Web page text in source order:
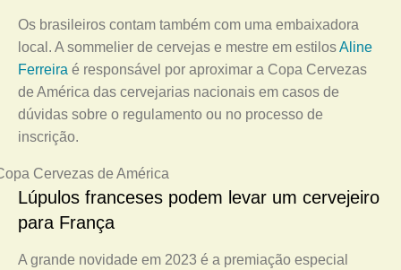
Os brasileiros contam também com uma embaixadora
local. A sommelier de cervejas e mestre em estilosAline
Ferreira é responsável por aproximar a Copa Cervezas
de América das cervejarias nacionais em casos de
dúvidas sobre o regulamento ou no processo de
inscrição.
Lúpulos franceses podem levar um cervejeiro
para França
A grande novidade em 2023 é a premiação especial